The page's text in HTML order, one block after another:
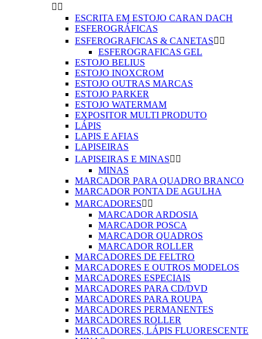
 
ESCRITA EM ESTOJO CARAN DACH
ESFEROGRÁFICAS
ESFEROGRAFICAS & CANETAS 
ESFEROGRAFICAS GEL
ESTOJO BELIUS
ESTOJO INOXCROM
ESTOJO OUTRAS MARCAS
ESTOJO PARKER
ESTOJO WATERMAM
EXPOSITOR MULTI PRODUTO
LÁPIS
LAPIS E AFIAS
LAPISEIRAS
LAPISEIRAS E MINAS 
MINAS
MARCADOR PARA QUADRO BRANCO
MARCADOR PONTA DE AGULHA
MARCADORES 
MARCADOR ARDOSIA
MARCADOR POSCA
MARCADOR QUADROS
MARCADOR ROLLER
MARCADORES DE FELTRO
MARCADORES E OUTROS MODELOS
MARCADORES ESPECIAIS
MARCADORES PARA CD/DVD
MARCADORES PARA ROUPA
MARCADORES PERMANENTES
MARCADORES ROLLER
MARCADORES, LÁPIS FLUORESCENTE